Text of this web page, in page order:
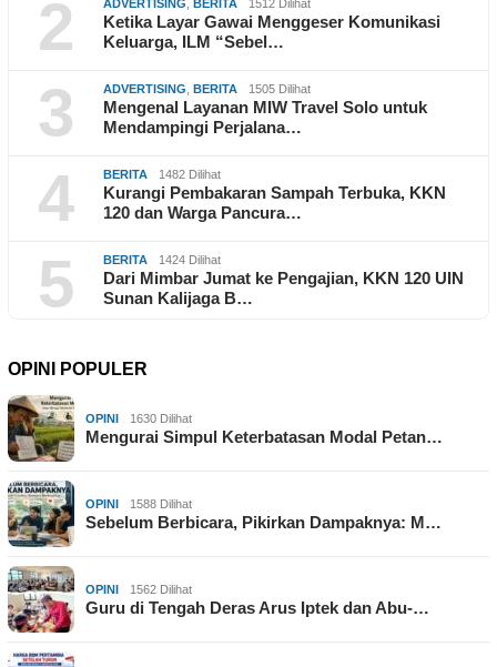
2 ADVERTISING BERITA 1512 Dilihat
Ketika Layar Gawai Menggeser Komunikasi
Keluarga, ILM “Sebel…
3 ADVERTISING BERITA 1505 Dilihat
Mengenal Layanan MIW Travel Solo untuk
Mendampingi Perjalana…
4 BERITA 1482 Dilihat
Kurangi Pembakaran Sampah Terbuka, KKN
120 dan Warga Pancura…
5 BERITA 1424 Dilihat
Dari Mimbar Jumat ke Pengajian, KKN 120 UIN
Sunan Kalijaga B…
OPINI POPULER
OPINI 1630 Dilihat
Mengurai Simpul Keterbatasan Modal Petan…
OPINI 1588 Dilihat
Sebelum Berbicara, Pikirkan Dampaknya: M…
OPINI 1562 Dilihat
Guru di Tengah Deras Arus Iptek dan Abu-…